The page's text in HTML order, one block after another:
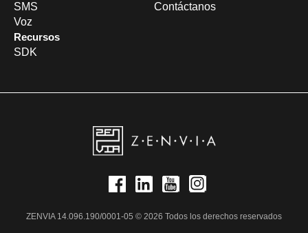
SMS
Voz
Recursos
SDK
Contáctanos
ZENVIA 14.096.190/0001-05 © 2026 Todos los derechos reservados